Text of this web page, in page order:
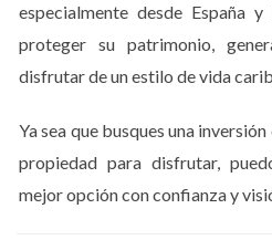
Invertir sin protección legal
oportunidad atractiva en un
plazo. Por eso, la debida
Transparencia: el
mercado
especialmente desde España
proteger su patrimonio,
disfrutar de un estilo de vida
Ya sea que busques una
propiedad para disfrutar,
mejor opción con confianza y